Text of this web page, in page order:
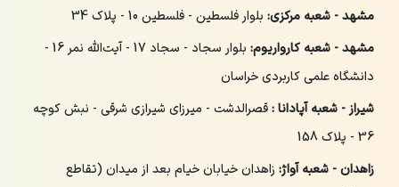
مشهد - شعبه مرکزی: بلوار فلسطین - فلسطین 10 - پلاک 34
مشهد - شعبه کارواریوم:
بلوار سجاد - سجاد 17 - آیت‌الله نمر 16 -
دانشگاه علمی کاربردی خراسان
شیراز - شعبه آپادانا :قصرالدشت - میرزای شیرازی شرقی - نبش کوچه
36 - پلاک 158
زاهدان - شعبه آواژ: زاهدان خیابان خیام بعد از میدان (تقاطع